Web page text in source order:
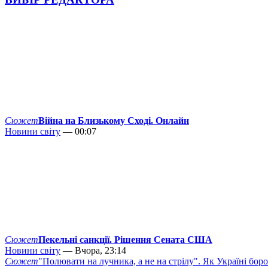
СюжетВійна на Близькому Сході. Онлайн
Новини світу — 00:07
СюжетПекельні санкції. Рішення Сената США
Новини світу — Вчора, 23:14
Сюжет"Полювати на лучника, а не на стрілу". Як Україні